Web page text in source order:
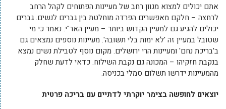
אתם יכולים למצוא מגוון רחב של מעיינות הפתוחים לקהל הרחב
לרחצה – חלקם מאפשרים הפרדה מוחלטת בין גברים לנשים. גברים
יכולים להגיע גם למעיין הקדוש ביותר – מעיין האר"י. נאמר כי מי
שטובל במעיין זה 'לא ימות בלי תשובה'. מעיינות נוספים נמצאים גם
ב'בריכת נחם' ומעיינות הרי ירושלים. מקום נוסף לטבילת נשים נמצא
בנקבת חזקיהו – המכונה גם נקבת השילוח. כדאי לדעת שחלק
מהמעיינות ידרשו תשלום סמלי בכניסה.
יוצאים לחופשה בצימר יוקרתי לדתיים עם בריכה פרטית